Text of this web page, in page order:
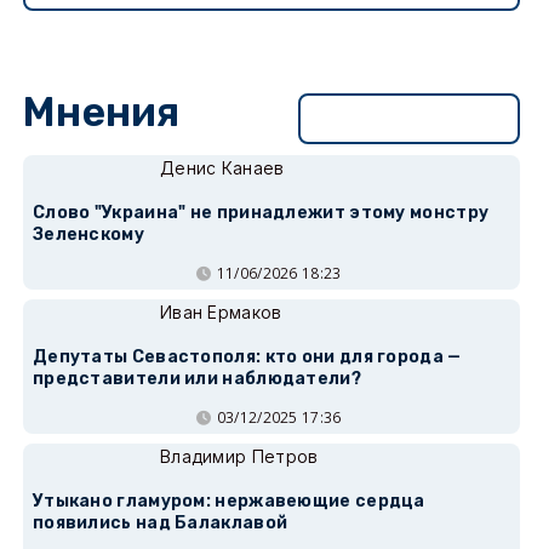
Мнения
Денис Канаев
Слово "Украина" не принадлежит этому монстру
Зеленскому
11/06/2026 18:23
Иван Ермаков
Депутаты Севастополя: кто они для города —
представители или наблюдатели?
03/12/2025 17:36
Владимир Петров
Утыкано гламуром: нержавеющие сердца
появились над Балаклавой